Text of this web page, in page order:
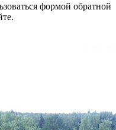
формой обратной